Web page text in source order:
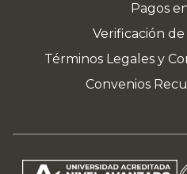
Pagos
Verificación
Términos Legales y
Convenios